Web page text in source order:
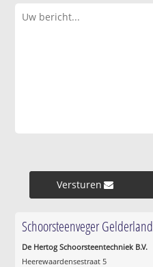
Versturen »
Schoorsteenveger Gelderland
De Hertog Schoorsteentechniek B.V.
Heerewaardensestraat 5